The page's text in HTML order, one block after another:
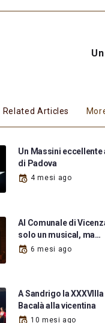
Related Articles
Un Massini eccellente
di Padova
4 mesi ago
Al Comunale di
solo un musical, ma…
6 mesi ago
A Sandrigo la XXXVIIIa
Bacalà alla vicentina
10 mesi ago